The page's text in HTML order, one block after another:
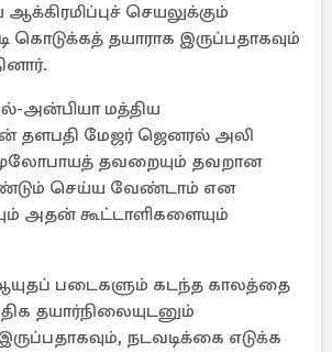
செயலுக்கும்
கொடுக்கத் தயாராக இருப்பதாகவும்
அன்பியா மத்திய
தளபதி மேஜர் ஜெனரல் அலி
தவறையும் தவறான
செய்ய வேண்டாம் என
அதன் கூட்டாளிகளையும்
படைகளும் கடந்த காலத்தை
தயார்நிலையுடனும்
நடவடிக்கை எடுக்க